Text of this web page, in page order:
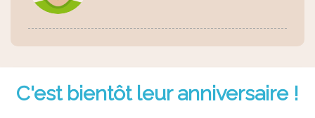
C'est bientôt leur anniversaire !